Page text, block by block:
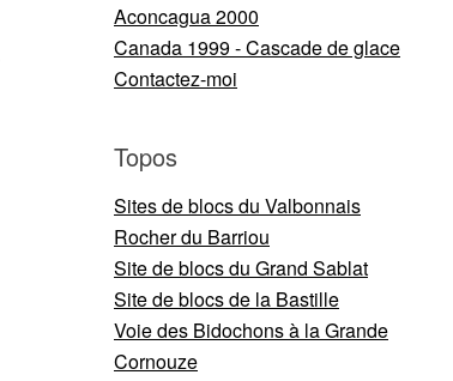
Aconcagua 2000
Canada 1999 - Cascade de glace
Contactez-moi
Topos
Sites de blocs du Valbonnais
Rocher du Barriou
Site de blocs du Grand Sablat
Site de blocs de la Bastille
Voie des Bidochons à la Grande
Cornouze